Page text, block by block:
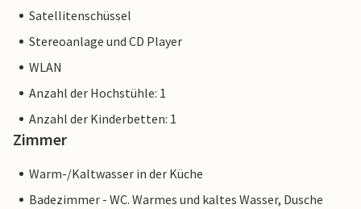
Satellitenschüssel
Stereoanlage und CD Player
WLAN
Anzahl der Hochstühle: 1
Anzahl der Kinderbetten: 1
Zimmer
Warm-/Kaltwasser in der Küche
Badezimmer - WC. Warmes und kaltes Wasser, Dusche